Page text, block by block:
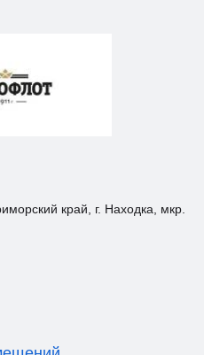
край, г. Находка, мкр.